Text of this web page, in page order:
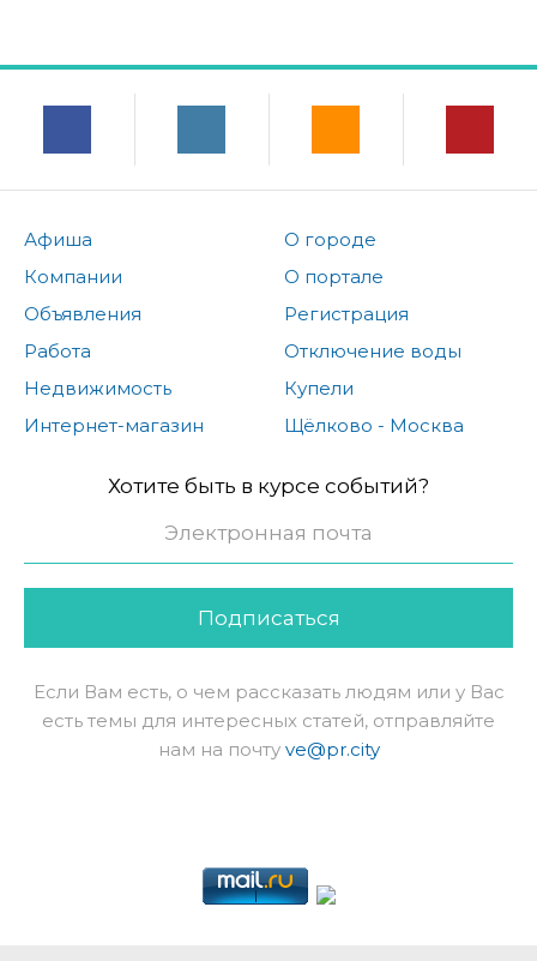
Афиша
Компании
Объявления
Работа
Недвижимость
Интернет-магазин
О городе
О портале
Регистрация
Отключение воды
Купели
Щёлково - Москва
Хотите быть в курсе событий?
Подписаться
Если Вам есть, о чем рассказать людям или у Вас
есть темы для интересных статей, отправляйте
нам на почту ve@pr.city